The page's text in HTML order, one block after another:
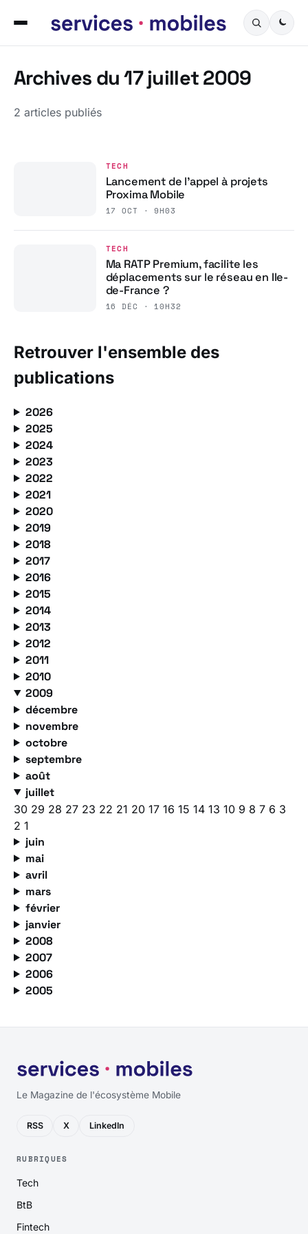
Archives du 17 juillet 2009
2 articles publiés
TECH
Lancement de l’appel à projets
Proxima Mobile
17 OCT · 9H03
TECH
Ma RATP Premium, facilite les
déplacements sur le réseau en Ile-
de-France ?
16 DÉC · 10H32
Retrouver l'ensemble des
publications
2026
2025
2024
2023
2022
2021
2020
2019
2018
2017
2016
2015
2014
2013
2012
2011
2010
2009
décembre
novembre
octobre
septembre
août
juillet
30 29 28 27 23 22 21 20 17 16 15 14 13 10 9 8 7 6 3
2 1
juin
mai
avril
mars
février
janvier
2008
2007
2006
2005
Le Magazine de l'écosystème Mobile
RSS X LinkedIn
RUBRIQUES
Tech
BtB
Fintech